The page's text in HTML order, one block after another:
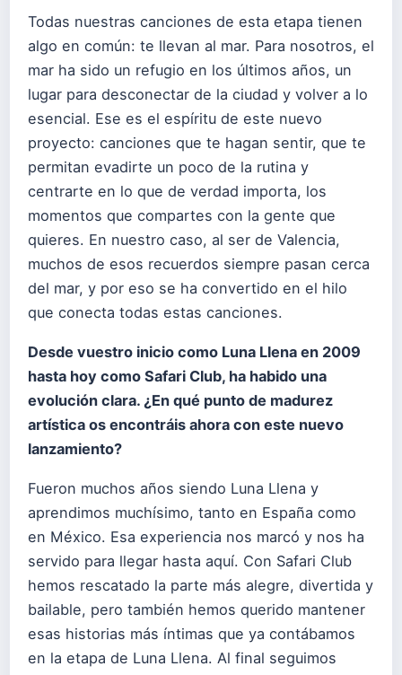
Todas nuestras canciones de esta etapa tienen
algo en común: te llevan al mar. Para nosotros, el
mar ha sido un refugio en los últimos años, un
lugar para desconectar de la ciudad y volver a lo
esencial. Ese es el espíritu de este nuevo
proyecto: canciones que te hagan sentir, que te
permitan evadirte un poco de la rutina y
centrarte en lo que de verdad importa, los
momentos que compartes con la gente que
quieres. En nuestro caso, al ser de Valencia,
muchos de esos recuerdos siempre pasan cerca
del mar, y por eso se ha convertido en el hilo
que conecta todas estas canciones.
Desde vuestro inicio como Luna Llena en 2009
hasta hoy como Safari Club, ha habido una
evolución clara. ¿En qué punto de madurez
artística os encontráis ahora con este nuevo
lanzamiento?
Fueron muchos años siendo Luna Llena y
aprendimos muchísimo, tanto en España como
en México. Esa experiencia nos marcó y nos ha
servido para llegar hasta aquí. Con Safari Club
hemos rescatado la parte más alegre, divertida y
bailable, pero también hemos querido mantener
esas historias más íntimas que ya contábamos
en la etapa de Luna Llena. Al final seguimos